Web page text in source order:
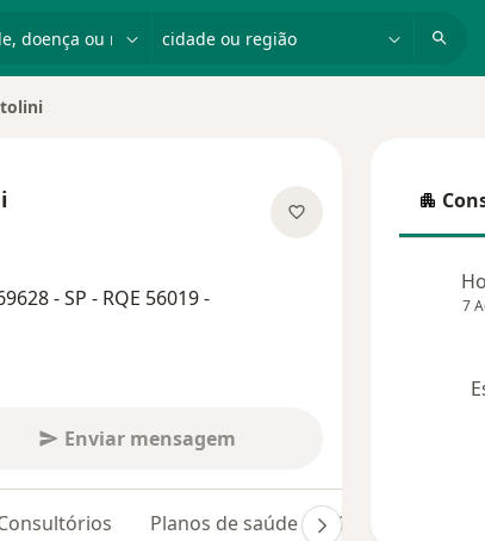
- SP - RQE 56019 -
Enviar mensagem
Planos de saúde Opiniões (34)
7